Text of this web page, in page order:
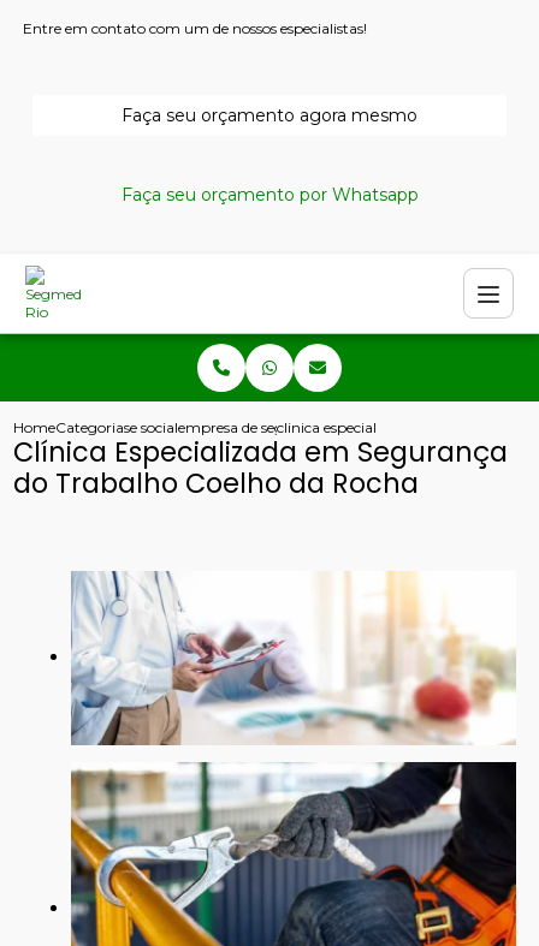
Entre em contato com um de nossos especialistas!
Faça seu orçamento agora mesmo
Faça seu orçamento por Whatsapp
HomeCategoriase socialempresa de seguranca e medicina do trabalho
clinica especializada em seguranca
Clínica Especializada em Segurança
do Trabalho Coelho da Rocha